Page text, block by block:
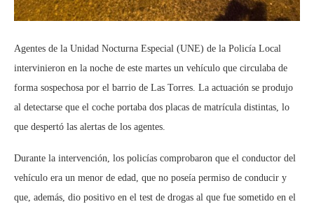
Agentes de la Unidad Nocturna Especial (UNE) de la Policía Local
intervinieron en la noche de este martes un vehículo que circulaba de
forma sospechosa por el barrio de Las Torres. La actuación se produjo
al detectarse que el coche portaba dos placas de matrícula distintas, lo
que despertó las alertas de los agentes.
Durante la intervención, los policías comprobaron que el conductor del
vehículo era un menor de edad, que no poseía permiso de conducir y
que, además, dio positivo en el test de drogas al que fue sometido en el